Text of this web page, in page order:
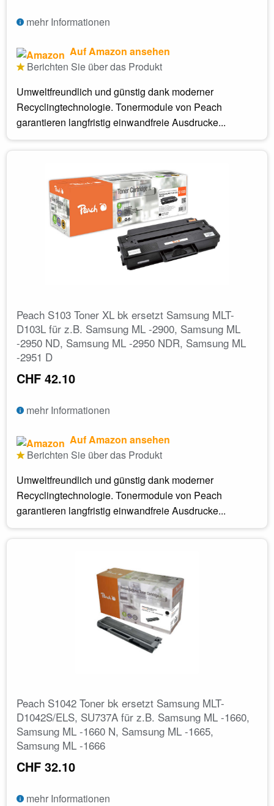
mehr Informationen
Auf Amazon ansehen
Berichten Sie über das Produkt
Umweltfreundlich und günstig dank moderner
Recyclingtechnologie. Tonermodule von Peach
garantieren langfristig einwandfreie Ausdrucke...
Peach S103 Toner XL bk ersetzt Samsung MLT-
D103L für z.B. Samsung ML -2900, Samsung ML
-2950 ND, Samsung ML -2950 NDR, Samsung ML
-2951 D
CHF 42.10
mehr Informationen
Auf Amazon ansehen
Berichten Sie über das Produkt
Umweltfreundlich und günstig dank moderner
Recyclingtechnologie. Tonermodule von Peach
garantieren langfristig einwandfreie Ausdrucke...
Peach S1042 Toner bk ersetzt Samsung MLT-
D1042S/ELS, SU737A für z.B. Samsung ML -1660,
Samsung ML -1660 N, Samsung ML -1665,
Samsung ML -1666
CHF 32.10
mehr Informationen